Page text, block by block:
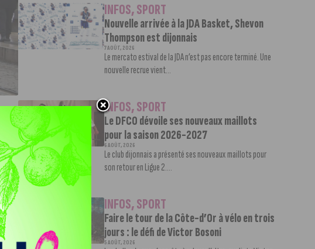
à
INFOS,SPORT
Nouvelle arrivée à la JDA Basket, Shevon
Thompson est dijonnais
7 AOÛT, 2026
Le mercato estival de la JDA n’est pas encore terminé. Une
nouvelle recrue vient...
INFOS,SPORT
Le DFCO dévoile ses nouveaux maillots
pour la saison 2026-2027
6 AOÛT, 2026
Le club dijonnais a présenté ses nouveaux maillots pour
son retour en Ligue 2....
INFOS,SPORT
Faire le tour de la Côte-d’Or à vélo en trois
jours : le défi de Victor Bosoni
5 AOÛT, 2026